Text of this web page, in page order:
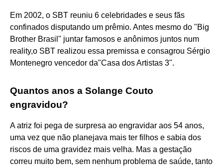
Em 2002, o SBT reuniu 6 celebridades e seus fãs
confinados disputando um prêmio. Antes mesmo do "Big
Brother Brasil" juntar famosos e anônimos juntos num
reality,o SBT realizou essa premissa e consagrou Sérgio
Montenegro vencedor da"Casa dos Artistas 3".
Quantos anos a Solange Couto
engravidou?
A atriz foi pega de surpresa ao engravidar aos 54 anos,
uma vez que não planejava mais ter filhos e sabia dos
riscos de uma gravidez mais velha. Mas a gestação
correu muito bem, sem nenhum problema de saúde, tanto